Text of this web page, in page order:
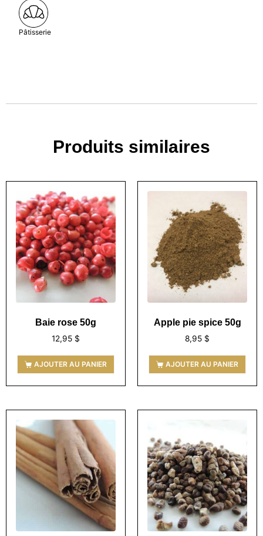
Pâtisserie
Produits similaires
Baie rose 50g
12,95 $
AJOUTER AU PANIER
Apple pie spice 50g
8,95 $
AJOUTER AU PANIER